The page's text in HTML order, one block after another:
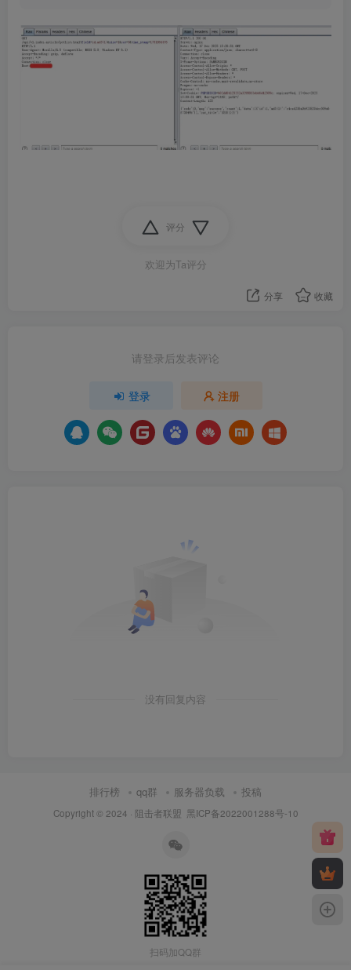
评分
欢迎为Ta评分
分享 收藏
请登录后发表评论
登录 注册
没有回复内容
排行榜 qq群 服务器负载 投稿
Copyright © 2024 · 阻击者联盟 黑ICP备2022001288号-10
扫码加QQ群